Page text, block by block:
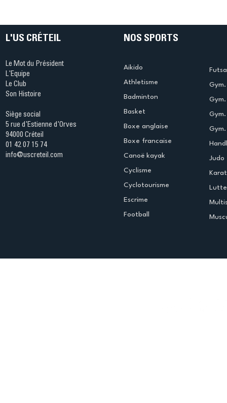
L'US CRÉTEIL
Le Mot du Président
L'Equipe
Le Club
Son Histoire
Siège social
5 rue d'Estienne d'Orves
94000 Créteil
01 42 07 15 74
info@uscreteil.com
NOS SPORTS
Aikido
Athletisme
Badminton
Basket
Boxe anglaise
Boxe francaise
Canoë kayak
Cyclisme
Cyclotourisme
Escrime
Football
Judo
Lutte